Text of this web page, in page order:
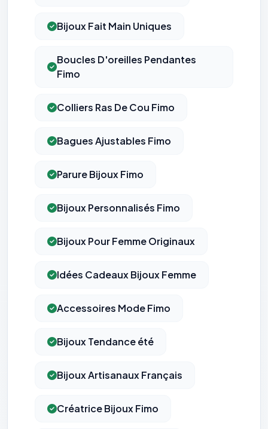
Bijoux Fait Main Uniques
Boucles D'oreilles Pendantes
Fimo
Colliers Ras De Cou Fimo
Bagues Ajustables Fimo
Parure Bijoux Fimo
Bijoux Personnalisés Fimo
Bijoux Pour Femme Originaux
Idées Cadeaux Bijoux Femme
Accessoires Mode Fimo
Bijoux Tendance été
Bijoux Artisanaux Français
Créatrice Bijoux Fimo